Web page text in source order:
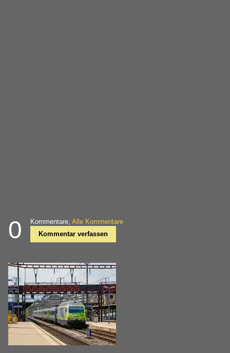
0 Kommentare, Alle Kommentare
Kommentar verfassen